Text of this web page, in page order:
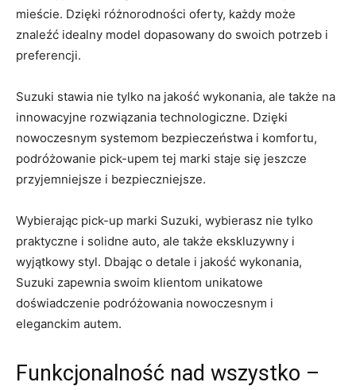
mieście. Dzięki różnorodności oferty, każdy może
znaleźć idealny model dopasowany do swoich potrzeb i
preferencji.
Suzuki stawia nie tylko na ‍jakość wykonania,‌ ale ⁢także na
⁣innowacyjne rozwiązania ⁣technologiczne.‌ Dzięki
nowoczesnym systemom bezpieczeństwa i komfortu,
podróżowanie pick-upem ​tej marki staje się jeszcze
przyjemniejsze i bezpieczniejsze.
Wybierając pick-up marki Suzuki, wybierasz ⁣nie ⁤tylko
praktyczne i solidne auto, ale⁣ także ekskluzywny i
wyjątkowy styl. Dbając o detale i jakość wykonania,
Suzuki zapewnia swoim klientom unikatowe
doświadczenie podróżowania ⁤nowoczesnym i
eleganckim ⁢autem.
Funkcjonalność nad wszystko⁤ –